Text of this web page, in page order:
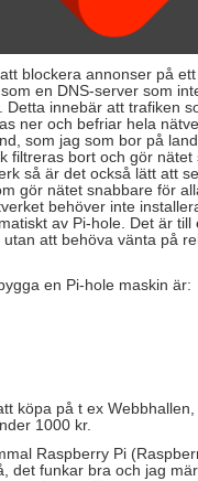
blockera annonser på
en DNS-server som
Detta innebär att trafiken
ner och befriar hela
som jag som bor på
filtreras bort och gör
så är det också lätt att
gör nätet snabbare för
behöver inte
av Pi-hole. Det är
utan att behöva vänta på
en Pi-hole maskin är:
köpa på t ex
1000 kr.
Raspberry Pi
det funkar bra och jag